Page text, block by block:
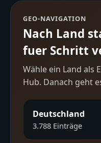
GEO-NAVIGATION
Nach Land
fuer Schritt
Wähle ein Land als
Hub. Danach geht
Deutschland
3.788 Einträge